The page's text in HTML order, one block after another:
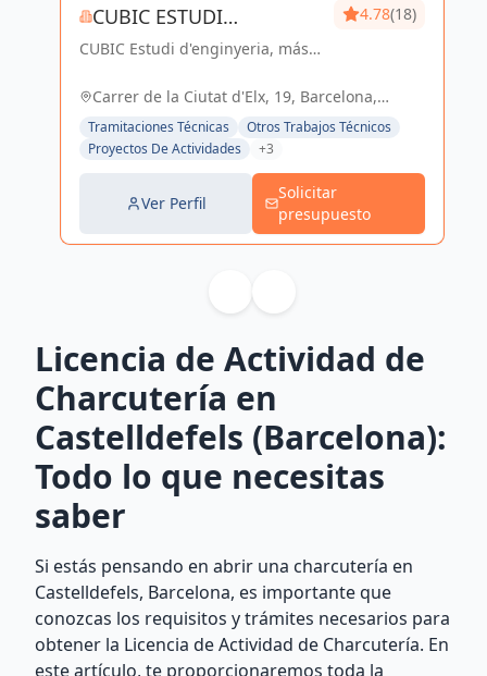
CUBIC ESTUDI
D'ENGINYERIA S.L.
CUBIC Estudi d'enginyeria, más
de Arquitectura e Ingeniería con
4.78(18)
Carrer de la Ciutat d'Elx, 19, Barcelona,
España, España
Tramitaciones Técnicas
Otros Trabajos Técnicos
Proyectos De Actividades
+3
Ver Perfil
Solicitar
presupuesto
Licencia de Actividad de
Charcutería en
Castelldefels (Barcelona):
Todo lo que necesitas
saber
Si estás pensando en abrir una charcutería en
Castelldefels, Barcelona, es importante que
conozcas los requisitos y trámites necesarios para
obtener la Licencia de Actividad de Charcutería. En
este artículo, te proporcionaremos toda la